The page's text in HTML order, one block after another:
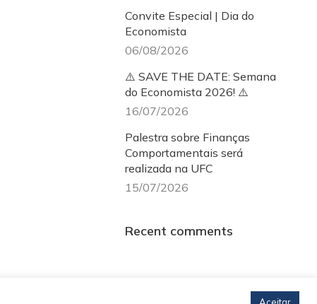
Convite Especial | Dia do
Economista
06/08/2026
⚠️ SAVE THE DATE: Semana
do Economista 2026! ⚠️
16/07/2026
Palestra sobre Finanças
Comportamentais será
realizada na UFC
15/07/2026
Recent comments